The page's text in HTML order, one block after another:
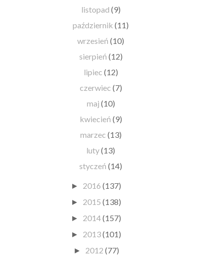
listopad (9)
październik(11)
wrzesień(10)
sierpień (12)
lipiec (12)
czerwiec (7)
maj (10)
kwiecień (9)
marzec (13)
luty(13)
styczeń(14)
► 2016 (137)
► 2015 (138)
► 2014(157)
► 2013(101)
► 2012 (77)